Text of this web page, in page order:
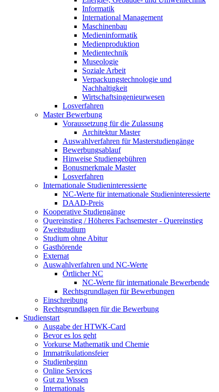
Informatik
International Management
Maschinenbau
Medieninformatik
Medienproduktion
Medientechnik
Museologie
Soziale Arbeit
Verpackungstechnologie und
Nachhaltigkeit
Wirtschaftsingenieurwesen
Losverfahren
Master Bewerbung
Voraussetzung für die Zulassung
Architektur Master
Auswahlverfahren für Masterstudiengänge
Bewerbungsablauf
Hinweise Studiengebühren
Bonusmerkmale Master
Losverfahren
Internationale Studieninteressierte
NC-Werte für internationale Studieninteressierte
DAAD-Preis
Kooperative Studiengänge
Quereinstieg / Höheres Fachsemester - Quereinstieg
Zweitstudium
Studium ohne Abitur
Gasthörende
Externat
Auswahlverfahren und NC-Werte
Örtlicher NC
NC-Werte für internationale Bewerbende
Rechtsgrundlagen für Bewerbungen
Einschreibung
Rechtsgrundlagen für die Bewerbung
Studienstart
Ausgabe der HTWK-Card
Bevor es los geht
Vorkurse Mathematik und Chemie
Immatrikulationsfeier
Studienbeginn
Online Services
Gut zu Wissen
Internationals